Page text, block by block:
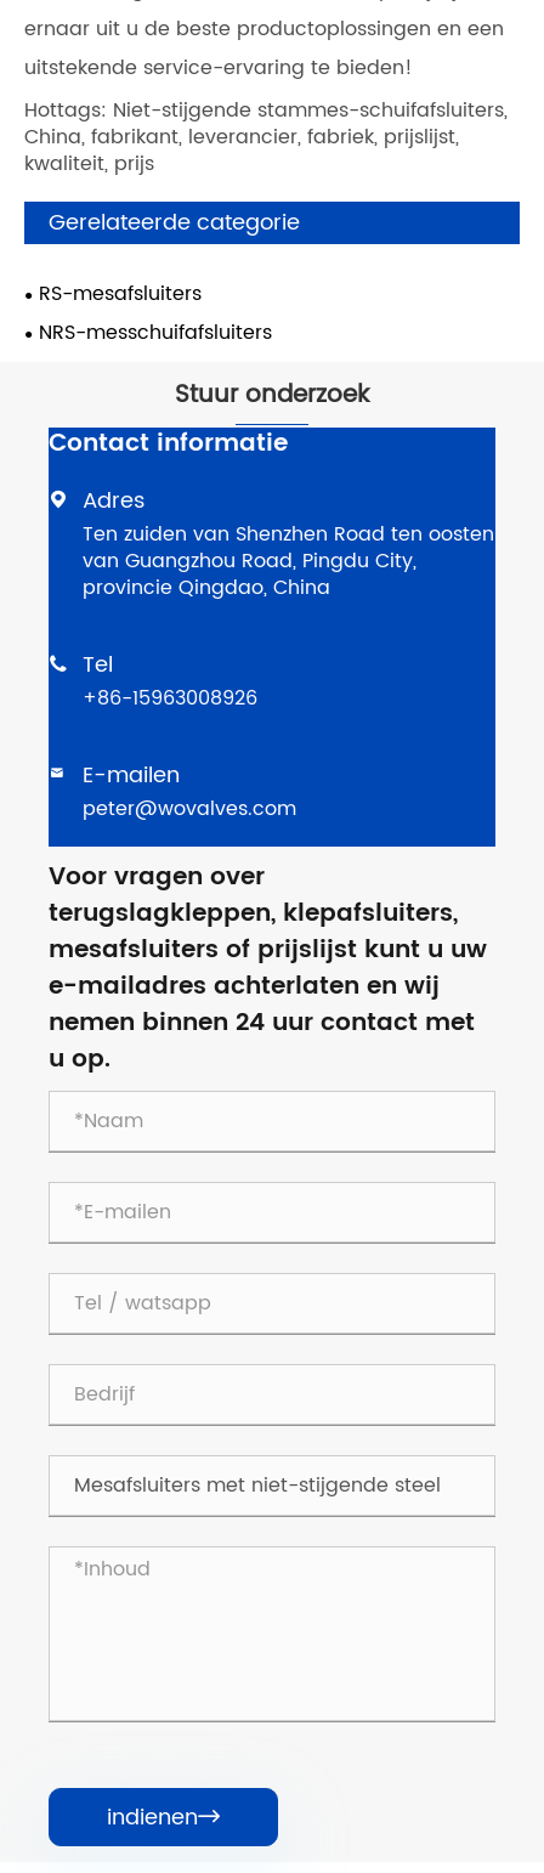
ernaar uit u de beste productoplossingen en een
uitstekende service-ervaring te bieden!
Hottags: Niet-stijgende stammes-schuifafsluiters,
China, fabrikant, leverancier, fabriek, prijslijst,
kwaliteit, prijs
Gerelateerde categorie
RS-mesafsluiters
NRS-messchuifafsluiters
Stuur onderzoek
Contact informatie
 Adres
Ten zuiden van Shenzhen Road ten oosten
van Guangzhou Road, Pingdu City,
provincie Qingdao, China
 Tel
+86-15963008926
 E-mailen
peter@wovalves.com
Voor vragen over
terugslagkleppen, klepafsluiters,
mesafsluiters of prijslijst kunt u uw
e-mailadres achterlaten en wij
nemen binnen 24 uur contact met
u op.
indienen